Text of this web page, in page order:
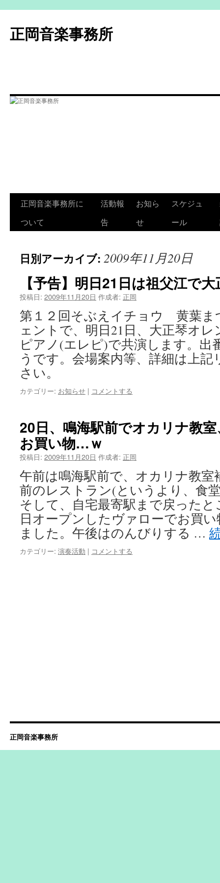
テ
ン
プ
正岡音楽事務所
正岡音楽事務所に
ついて
活動報
告
お知ら
せ
スケジュ
ール
日別アーカイブ: 2009年11月20日
【予告】明日21日は祖父江で
投稿日: 2009年11月20日 作成者: 正岡
第１２回そぶえイチョウ 黄葉
ェントで、明日21日、大正琴オ
ピアノ(エレピ)で共演します。出
うです。会場案内等、詳細は上
さい。
カテゴリー: お知らせ | コメントする
20日、鳴海駅前でオカリナ教
お買い物…ｗ
投稿日: 2009年11月20日 作成者: 正岡
午前は鳴海駅前で、オカリナ教室
前のレストラン(というより、食
そして、自宅最寄駅まで戻った
日オープンしたヴァローでお買
ました。午後はのんびりする …
カテゴリー: 演奏活動 | コメントする
正岡音楽事務所